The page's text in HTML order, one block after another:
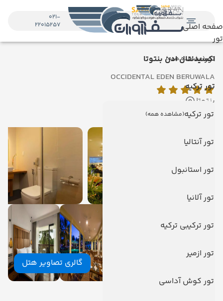
صفحه اصلی
تور
تور(مشاهده همه)
تور ترکیه
تور ترکیه(مشاهده همه)
تور آنتالیا
تور استانبول
تور آلانیا
تور ترکیبی ترکیه
تور ازمیر
تور کوش آداسی
021-
22015257
اکسیدنتال ادن بنتوتا
OCCIDENTAL EDEN BERUWALA
بنتوتا
نمایش روی نقشه
گالری تصاویر هتل
امکانات هتل